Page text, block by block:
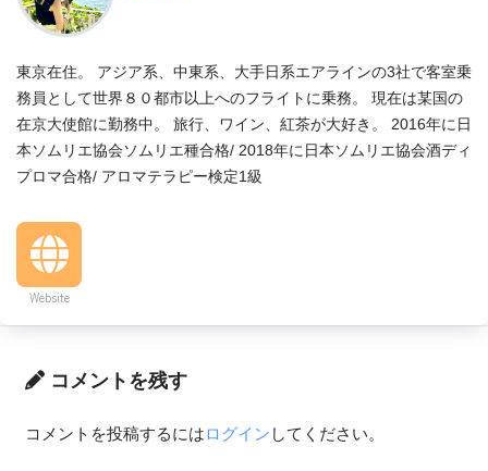
東京在住。 アジア系、中東系、大手日系エアラインの3社で客室乗
務員として世界８０都市以上へのフライトに乗務。 現在は某国の
在京大使館に勤務中。 旅行、ワイン、紅茶が大好き。 2016年に日
本ソムリエ協会ソムリエ種合格/ 2018年に日本ソムリエ協会酒ディ
プロマ合格/ アロマテラピー検定1級
Website
コメントを残す
コメントを投稿するにはログイン してください。